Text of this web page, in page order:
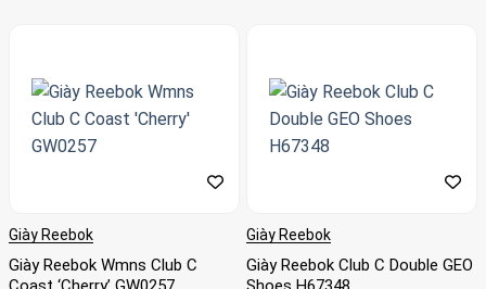
Giày Reebok
Giày Reebok Wmns Club C
Giày Reebok
Giày Reebok Club C Double GEO